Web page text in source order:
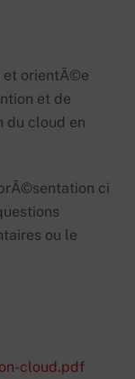
et orientÃ©e
et de
du cloud en
ci
ou le
cloud.pdf